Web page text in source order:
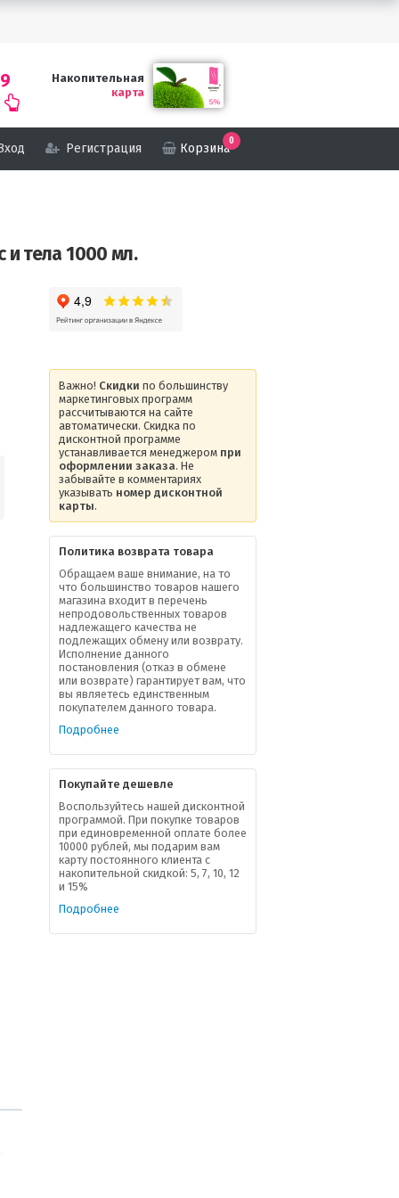
Накопительная
карта
Регистрация Корзина
0
и тела 1000 мл.
Важно! Скидки по большинству
маркетинговых программ
рассчитываются на сайте
автоматически. Скидка по
дисконтной программе
устанавливается менеджером при
оформлении заказа. Не
забывайте в комментариях
указывать номер дисконтной
карты.
Политика возврата товара
Обращаем ваше внимание, на то
что большинство товаров нашего
магазина входит в перечень
непродовольственных товаров
надлежащего качества не
подлежащих обмену или возврату.
Исполнение данного
постановления (отказ в обмене
или возврате) гарантирует вам, что
вы являетесь единственным
покупателем данного товара.
Подробнее
Покупайте дешевле
Воспользуйтесь нашей дисконтной
программой. При покупке товаров
при единовременной оплате более
10000 рублей, мы подарим вам
карту постоянного клиента с
накопительной скидкой: 5, 7, 10, 12
и 15%
Подробнее